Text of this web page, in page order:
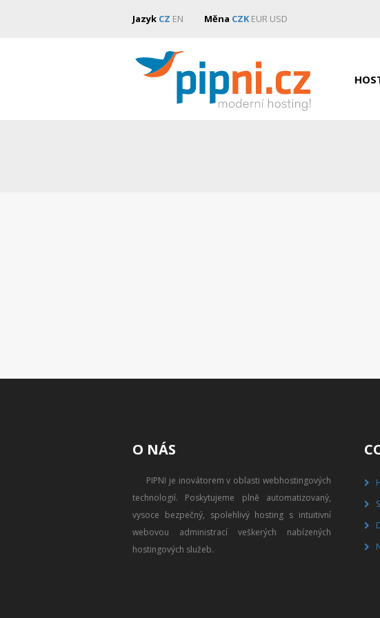
Jazyk CZ EN Měna CZK EUR USD
O NÁS
PIPNI je inovátorem v oblasti webhostingových
technologií. Poskytujeme plně automatizovaný,
vysoce bezpečný, spolehlivý hosting s intuitivní
webovou administrací veškerých nabízených
hostingových služeb.